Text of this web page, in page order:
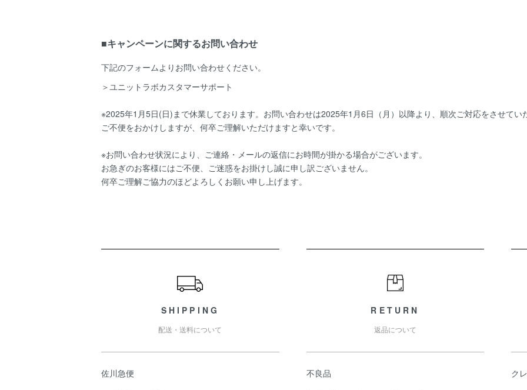
■キャンペーンに関するお問い合わせ
下記のフォームよりお問い合わせください。
＞ユニットラボカスタマーサポート
※2025年1月5日(日)まで休業しております。お問い合わせは2025年1月6日（月）以降より、順次ご対応をさせてい
ご不便をおかけしますが、何卒ご理解いただけますと幸いです。
※お問い合わせ状況により、ご連絡・メールの返信にお時間が掛かる場合がございます。
お急ぎのお客様にはご不便、ご迷惑をお掛けし誠に申し訳ございません。
何卒ご理解ご協力のほどよろしくお願い申し上げます。
SHIPPING
配送・送料について
佐川急便
RETURN
返品について
不良品
ク